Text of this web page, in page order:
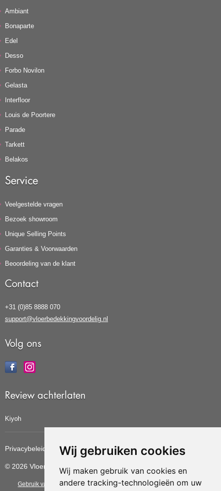
Wij gebruiken cookies
Wij maken gebruik van cookies en
andere tracking-technologieën om uw
Ambiant
Bonaparte
Edel
Desso
Forbo Novilon
Gelasta
Interfloor
Louis de Poortere
Parade
Tarkett
Belakos
Service
Veelgestelde vragen
Bezoek showroom
Unique Selling Points
Garanties & Voorwaarden
Beoordeling van de klant
Contact
+31 (0)85 8888 070
support@vloerbedekkingvoordelig.nl
Volg ons
Review achterlaten
Kiyoh
Privacybeleid Cookiebeleid Update cookies voorkeuren
© 2026 Vloerbedekkingvoordelig
Gebruik van deze site betekent dat u dealgemene voorwaarden van CBW